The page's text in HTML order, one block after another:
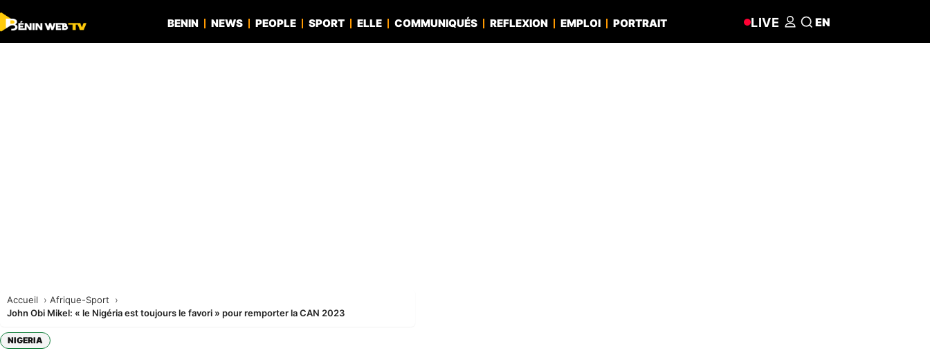
BENIN NEWS PEOPLE SPORT ELLE COMMUNIQUÉS REFLEXION EMPLOI PORTRAIT LIVE EN
Accueil
Afrique-Sport
John Obi Mikel: « le Nigéria est toujours le favori » pour remporter la CAN 2023
NIGERIA